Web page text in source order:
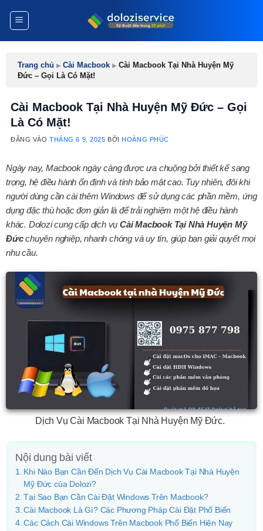
Trang chủ ▸ Cài Macbook ▸ Cài Macbook Tại Nhà Huyện Mỹ
Đức – Gọi Là Có Mặt!
Cài Macbook Tại Nhà Huyện Mỹ Đức – Gọi
Là Có Mặt!
ĐĂNG VÀOTHÁNG 6 9, 2025 BỞIHOÀNG PHÚC
Ngày nay, Macbook ngày càng được ưa chuộng bởi thiết kế sang
trọng, hệ điều hành ổn định và tính bảo mật cao. Tuy nhiên, đôi khi
người dùng cần cài thêm Windows để sử dụng các phần mềm, ứng
dụng đặc thù hoặc đơn giản là để trải nghiệm một hệ điều hành
khác. Dolozi cung cấp dịch vụCài Macbook Tại Nhà Huyện Mỹ
Đứcchuyên nghiệp, nhanh chóng và uy tín, giúp bạn giải quyết mọi
nhu cầu.
Dịch Vụ Cài Macbook Tại Nhà Huyện Mỹ Đức.
Nội dung bài viết
Khi Nào Bạn Cần Đến Dịch Vụ Cài Macbook Tại Nhà Huyện
Mỹ Đức của Dolozi?
Tại Sao Bạn Cần Cài Đặt Windows Trên Macbook?
Cài Macbook Là Gì? Các Phương Pháp Cài Đặt Phổ Biến
Các Cách Cài Windows Trên Macbook Phổ Biến Hiện Nay